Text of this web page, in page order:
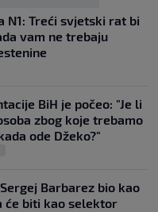
N1: Treći svjetski rat bi
vam ne trebaju
BiH je počeo: "Je li
zbog koje trebamo
ode Džeko?"
Barbarez bio kao
će biti kao selektor